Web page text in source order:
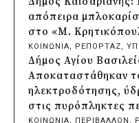
Νέα Ερυθραία με
τη SEAJETS
πριν από 18 ώρες
Αποκατάσταση των
Αττικής μετά την
Σχέδιο με έργα άνω
στρεμμάτων
πριν από 18 ώρες
απόπειρα
στο «Μ.
ΚΟΙΝΩΝΙΑ, ΡΕΠΟΡΤΑΖ,
Δήμος Αγίου
Αποκαταστάθηκαν
ηλεκτροδότησης,
στις πυρόπληκτες
ΚΟΙΝΩΝΙΑ, ΠΕΡΙΒΑΛΛΟΝ ,